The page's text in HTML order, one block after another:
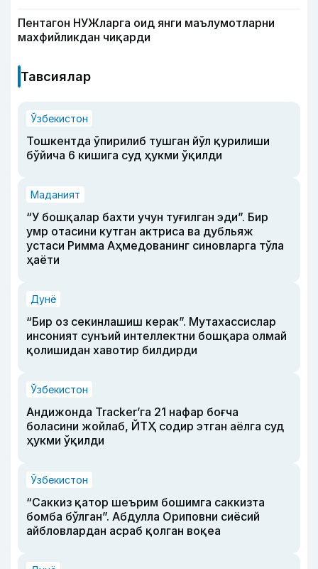
Пентагон НУЖларга оид янги маълумотларни
махфийликдан чиқарди
Тавсиялар
Ўзбекистон
Тошкентда ўпирилиб тушган йўл қурилиши
бўйича 6 кишига суд ҳукми ўқилди
Маданият
“У бошқалар бахти учун туғилган эди”. Бир
умр отасини кутган актриса ва дубльяж
устаси Римма Аҳмедованинг синовларга тўла
ҳаёти
Дунё
“Бир оз секинлашиш керак”. Мутахассислар
инсоният сунъий интеллектни бошқара олмай
қолишидан хавотир билдирди
Ўзбекистон
Андижонда Tracker’га 21 нафар боғча
боласини жойлаб, ЙТҲ содир этган аёлга суд
ҳукми ўқилди
Ўзбекистон
“Саккиз қатор шеърим бошимга саккизта
бомба бўлган”. Абдулла Ориповни сиёсий
айбловлардан асраб қолган воқеа